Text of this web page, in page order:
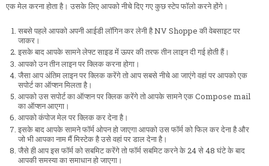
एक मेल करना होता है। उसके लिए आपको नीचे दिए गए कुछ स्टेप फॉलो करने होंगे।
सबसे पहले आपको अपनी आईडी लॉगिन कर लेनी है NV Shoppe की वेबसाइट पर
जाकर।
इसके बाद आपके सामने लेफ्ट साइड में ऊपर की तरफ तीन लाइन दी गई होती हैं।
आपको उन तीन लाइन पर क्लिक करना होगा।
जैसा आप अंतिम लाइन पर क्लिक करेंगे तो आप सबसे नीचे आ जाएंगे वहां पर आपको एक
सपोर्ट का ऑप्शन मिलता है।
आपको उस सपोर्ट का ऑप्शन पर क्लिक करेंगे तो आपके सामने एक Compose mail
का ऑप्शन आएगा।
आपको कंपोज मेल पर क्लिक कर देना है।
इसके बाद आपके सामने फॉर्म ओपन हो जाएगा आपको उस फॉर्म को फिल कर देना है और
जो भी आपका नाम मैं मिस्टेक है उसे वहां पर डाल देना है।
जैसे ही आप इस फॉर्म को सबमिट करेंगे तो फॉर्म सबमिट करने के 24 से 48 घंटे के बाद
आपकी समस्या का समाधान हो जाएगा।